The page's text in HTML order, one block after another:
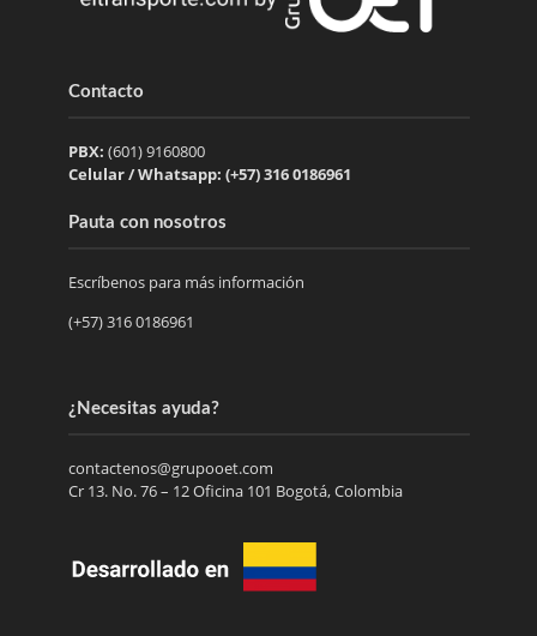
Contacto
PBX: (601) 9160800
Celular / Whatsapp: (+57) 316 0186961
Pauta con nosotros
Escríbenos para más información
(+57) 316 0186961
¿Necesitas ayuda?
contactenos@grupooet.com
Cr 13. No. 76 – 12 Oficina 101 Bogotá, Colombia